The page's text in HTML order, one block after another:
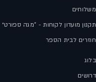
משלוחים
תקנון מועדון לקוחות - "מגה ספורט״
חוזרים לבית הספר
בלוג
דרושים